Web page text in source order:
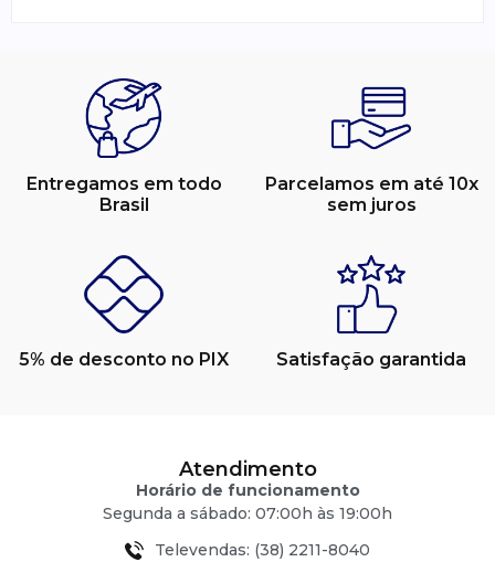
Entregamos em todo
Brasil
Parcelamos em até 10x
sem juros
5% de desconto no PIX Satisfação garantida
Atendimento
Horário de funcionamento
Segunda a sábado: 07:00h às 19:00h
Televendas: (38) 2211-8040